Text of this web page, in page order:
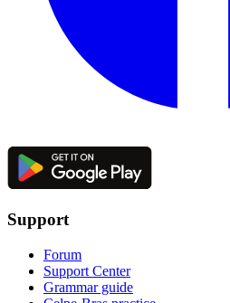
Support
Forum
Support Center
Grammar guide